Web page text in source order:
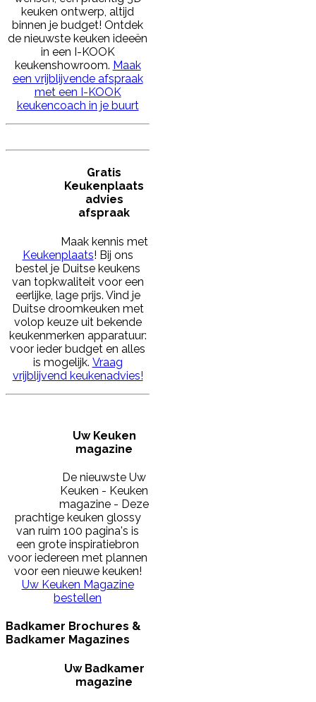
keuken ontwerp, altijd
binnen je budget! Ontdek
de nieuwste keuken ideeën
in een I-KOOK
keukenshowroom. Maak
een vrijblijvende afspraak
met een I-KOOK
keukencoach in je buurt
Gratis
Keukenplaats
advies
afspraak
Maak kennis met
Keukenplaats! Bij ons
bestel je Duitse keukens
van topkwaliteit voor een
eerlijke, lage prijs. Vind je
Duitse droomkeuken met
volop keuze uit bekende
keukenmerken apparatuur:
voor ieder budget en alles
is mogelijk. Vraag
vrijblijvend keukenadvies!
Uw Keuken
magazine
De nieuwste Uw
Keuken - Keuken
magazine - Deze
prachtige keuken glossy
van ruim 100 pagina's is
een grote inspiratiebron
voor iedereen met plannen
voor een nieuwe keuken!
Uw Keuken Magazine
bestellen
Badkamer Brochures &
Badkamer Magazines
Uw Badkamer
magazine